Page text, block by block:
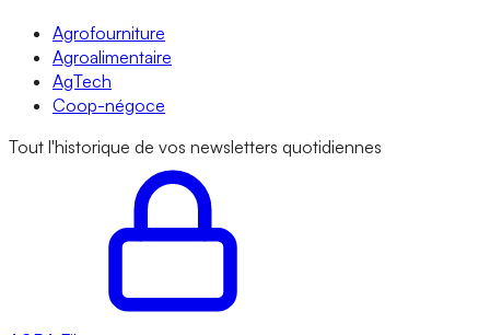
Agrofourniture
Agroalimentaire
AgTech
Coop-négoce
Tout l'historique de vos newsletters quotidiennes